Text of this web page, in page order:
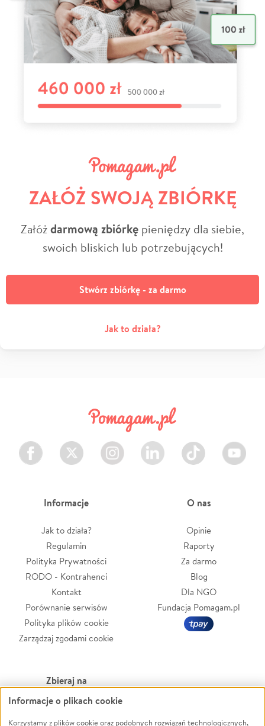
ZAŁÓŻ SWOJĄ ZBIÓRKĘ
Załóżdarmową zbiórkę pieniędzy dla siebie,
swoich bliskich lub potrzebujących!
Stwórz zbiórkę - za darmo
Jak to działa?
Facebook Twitter Instagram LinkedIn TikTok Youtube
Informacje
Jak to działa?
Regulamin
Polityka Prywatności
RODO - Kontrahenci
Kontakt
Porównanie serwisów
Polityka plików cookie
Zarządzaj zgodami cookie
O nas
Opinie
Raporty
Za darmo
Blog
Dla NGO
Fundacja Pomagam.pl
Zbieraj na
Leczenie
Zwierzęta
Powódź
Informacje o plikach cookie
Korzystamy z plików cookie oraz podobnych rozwiązań technologicznych,